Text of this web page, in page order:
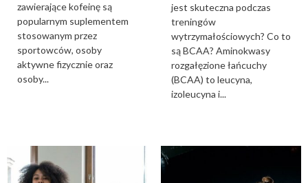
zawierające kofeinę są
popularnym suplementem
stosowanym przez
sportowców, osoby
aktywne fizycznie oraz
osoby...
jest skuteczna podczas
treningów
wytrzymałościowych? Co to
są BCAA? Aminokwasy
rozgałęzione łańcuchy
(BCAA) to leucyna,
izoleucyna i...